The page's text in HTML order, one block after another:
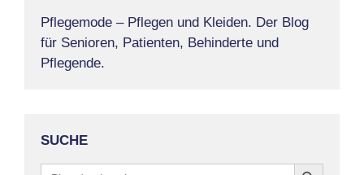
Pflegemode – Pflegen und Kleiden. Der Blog
für Senioren, Patienten, Behinderte und
Pflegende.
SUCHE
Search Button